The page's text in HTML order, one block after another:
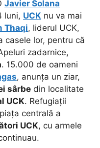
Javier Solana
luni, UCK nu va mai
Thaqi, liderul UCK,
casele lor, pentru că
zadarnice,
. 15.000 de oameni
, anunța un ziar,
sârbe din localitate
UCK. Refugiații
centrală a
UCK, cu armele